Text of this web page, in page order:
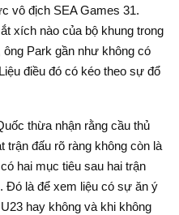
vô địch SEA Games 31.
xích nào của bộ khung trong
Park gần như không có
điều đó có kéo theo sự đổ
thừa nhận rằng cầu thủ
trận đấu rõ ràng không còn là
hai mục tiêu sau hai trận
Đó là để xem liệu có sự ăn ý
hay không và khi không